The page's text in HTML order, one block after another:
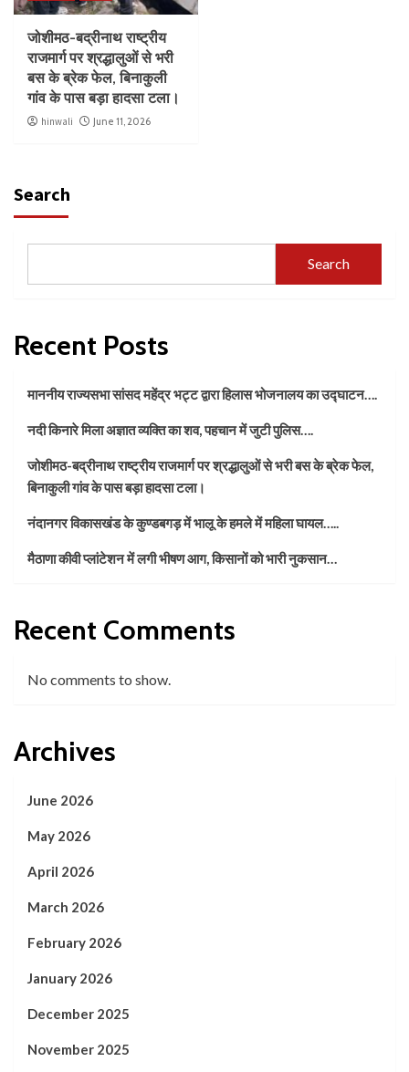
जोशीमठ-बद्रीनाथ राष्ट्रीय
राजमार्ग पर श्रद्धालुओं से भरी
बस के ब्रेक फेल, बिनाकुली
गांव के पास बड़ा हादसा टला।
hinwali June 11, 2026
Search
Search
Recent Posts
माननीय राज्यसभा सांसद महेंद्र भट्ट द्वारा हिलास भोजनालय का उद्घाटन….
नदी किनारे मिला अज्ञात व्यक्ति का शव, पहचान में जुटी पुलिस….
जोशीमठ-बद्रीनाथ राष्ट्रीय राजमार्ग पर श्रद्धालुओं से भरी बस के ब्रेक फेल,
बिनाकुली गांव के पास बड़ा हादसा टला।
नंदानगर विकासखंड के कुण्डबगड़ में भालू के हमले में महिला घायल…..
मैठाणा कीवी प्लांटेशन में लगी भीषण आग, किसानों को भारी नुकसान…
Recent Comments
No comments to show.
Archives
June 2026
May 2026
April 2026
March 2026
February 2026
January 2026
December 2025
November 2025